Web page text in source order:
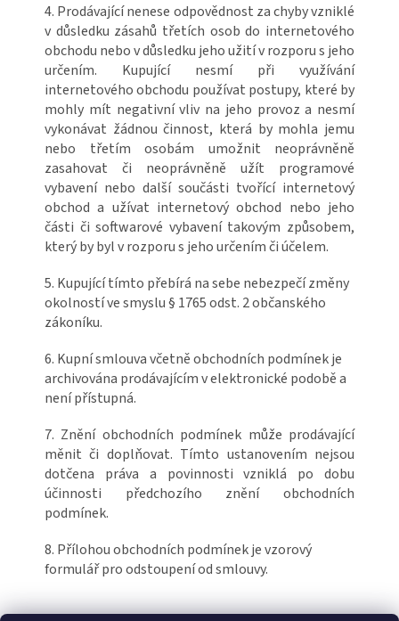
4. Prodávající nenese odpovědnost za chyby vzniklé
v důsledku zásahů třetích osob do internetového
obchodu nebo v důsledku jeho užití v rozporu s jeho
určením. Kupující nesmí při využívání
internetového obchodu používat postupy, které by
mohly mít negativní vliv na jeho provoz a nesmí
vykonávat žádnou činnost, která by mohla jemu
nebo třetím osobám umožnit neoprávněně
zasahovat či neoprávněně užít programové
vybavení nebo další součásti tvořící internetový
obchod a užívat internetový obchod nebo jeho
části či softwarové vybavení takovým způsobem,
který by byl v rozporu s jeho určením či účelem.
5. Kupující tímto přebírá na sebe nebezpečí změny
okolností ve smyslu § 1765 odst. 2 občanského
zákoníku.
6. Kupní smlouva včetně obchodních podmínek je
archivována prodávajícím v elektronické podobě a
není přístupná.
7. Znění obchodních podmínek může prodávající
měnit či doplňovat. Tímto ustanovením nejsou
dotčena práva a povinnosti vzniklá po dobu
účinnosti předchozího znění obchodních
podmínek.
8. Přílohou obchodních podmínek je vzorový
formulář pro odstoupení od smlouvy.